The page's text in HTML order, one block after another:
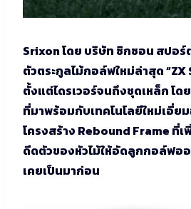
Srixon โดย บริษัท ซิกซอน สปอร์
ตัวตระกูลไม้กอล์ฟใหม่ล่าสุด
ตั้งแต่ไดรเวอร์จนถึงชุดเหล็ก โดย
ที่มาพร้อมกับเทคโนโลยีใหม่เอี่ย
โครงสร้าง Rebound Frame ที่
ดีดตัวของหัวไม้ให้อัดลูกกอล์ฟออ
เคยเป็นมาก่อน